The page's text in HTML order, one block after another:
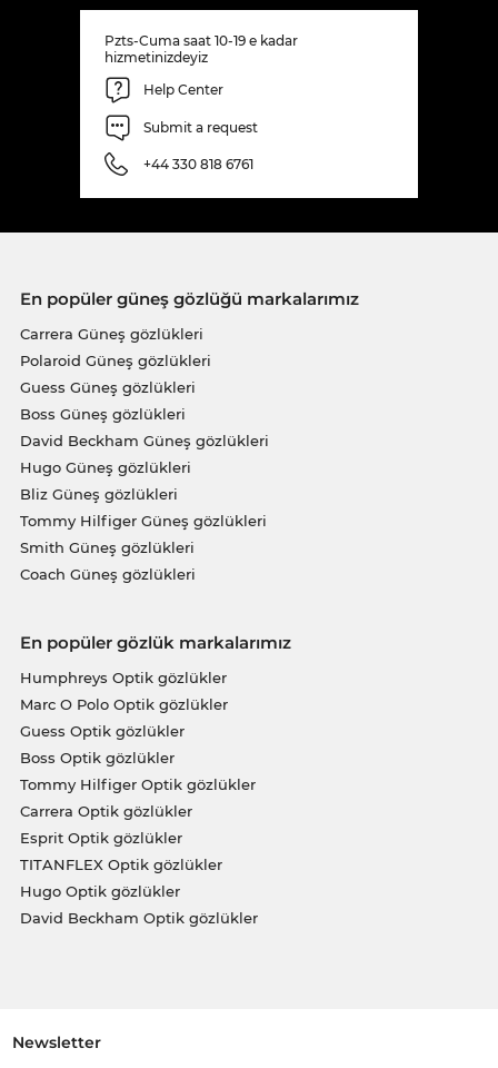
Pzts-Cuma saat 10-19 e kadar
hizmetinizdeyiz
Help Center
Submit a request
+44 330 818 6761
En popüler güneş gözlüğü markalarımız
Carrera Güneş gözlükleri
Polaroid Güneş gözlükleri
Guess Güneş gözlükleri
Boss Güneş gözlükleri
David Beckham Güneş gözlükleri
Hugo Güneş gözlükleri
Bliz Güneş gözlükleri
Tommy Hilfiger Güneş gözlükleri
Smith Güneş gözlükleri
Coach Güneş gözlükleri
En popüler gözlük markalarımız
Humphreys Optik gözlükler
Marc O Polo Optik gözlükler
Guess Optik gözlükler
Boss Optik gözlükler
Tommy Hilfiger Optik gözlükler
Carrera Optik gözlükler
Esprit Optik gözlükler
TITANFLEX Optik gözlükler
Hugo Optik gözlükler
David Beckham Optik gözlükler
Newsletter